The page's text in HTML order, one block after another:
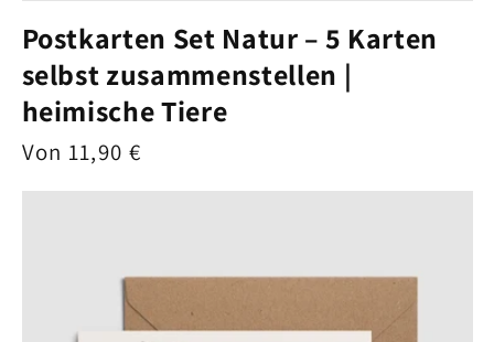
Postkarten Set Natur – 5 Karten
selbst zusammenstellen |
heimische Tiere
Normaler
Von 11,90 €